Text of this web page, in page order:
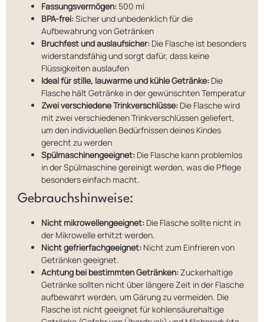
Fassungsvermögen: 500 ml
BPA-frei:Sicher und unbedenklich für die
Aufbewahrung von Getränken
Bruchfest und auslaufsicher: Die Flasche ist besonders
widerstandsfähig und sorgt dafür, dass keine
Flüssigkeiten auslaufen
Ideal für stille, lauwarme und kühle Getränke: Die
Flasche hält Getränke in der gewünschten Temperatur
Zwei verschiedene Trinkverschlüsse: Die Flasche wird
mit zwei verschiedenen Trinkverschlüssen geliefert,
um den individuellen Bedürfnissen deines Kindes
gerecht zu werden
Spülmaschinengeeignet: Die Flasche kann problemlos
in der Spülmaschine gereinigt werden, was die Pflege
besonders einfach macht.
Gebrauchshinweise:
Nicht mikrowellengeeignet: Die Flasche sollte nicht in
der Mikrowelle erhitzt werden.
Nicht gefrierfachgeeignet: Nicht zum Einfrieren von
Getränken geeignet.
Achtung bei bestimmten Getränken:Zuckerhaltige
Getränke sollten nicht über längere Zeit in der Flasche
aufbewahrt werden, um Gärung zu vermeiden. Die
Flasche ist nicht geeignet für kohlensäurehaltige